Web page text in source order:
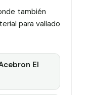
también
para vallado
El